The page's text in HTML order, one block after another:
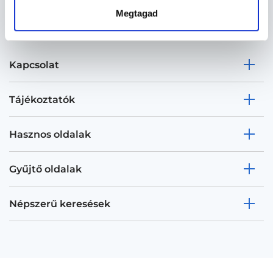
Megtagad
Kapcsolat
Tájékoztatók
Hasznos oldalak
Gyűjtő oldalak
Népszerű keresések